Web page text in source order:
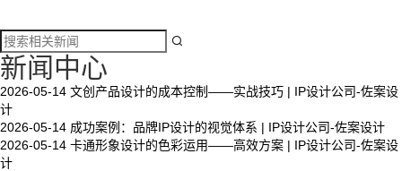

新闻中心
2026-05-14 文创产品设计的成本控制——实战技巧 | IP设计公司-佐案设
计
2026-05-14 成功案例：品牌IP设计的视觉体系 | IP设计公司-佐案设计
2026-05-14 卡通形象设计的色彩运用——高效方案 | IP设计公司-佐案设
计